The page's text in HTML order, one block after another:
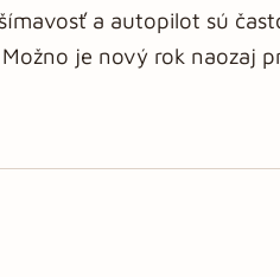
a autopilot sú
je nový rok naozaj